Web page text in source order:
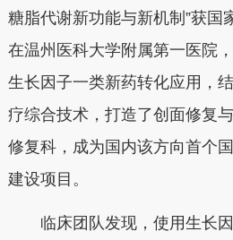
糖脂代谢新功能与新机制”获国
在温州医科大学附属第一医院
生长因子一类新药转化应用，
疗综合技术，打造了创面修复
修复科，成为国内该方向首个
建设项目。
临床团队发现，使用生长因